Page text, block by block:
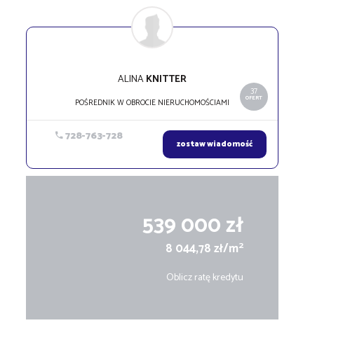
37
OFERT
ALINAKNITTER
POŚREDNIK W OBROCIE NIERUCHOMOŚCIAMI
728-763-728 zostaw wiadomość
539 000 zł
8 044,78 zł/m2
Oblicz ratę kredytu